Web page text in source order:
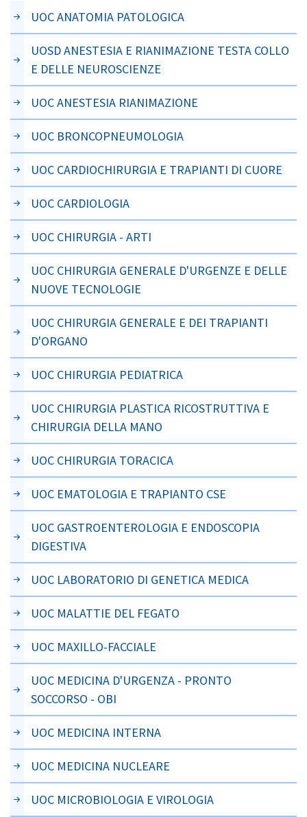
UOC ANATOMIA PATOLOGICA
UOSD ANESTESIA E RIANIMAZIONE TESTA COLLO
E DELLE NEUROSCIENZE
UOC ANESTESIA RIANIMAZIONE
UOC BRONCOPNEUMOLOGIA
UOC CARDIOCHIRURGIA E TRAPIANTI DI CUORE
UOC CARDIOLOGIA
UOC CHIRURGIA - ARTI
UOC CHIRURGIA GENERALE D'URGENZE E DELLE
NUOVE TECNOLOGIE
UOC CHIRURGIA GENERALE E DEI TRAPIANTI
D'ORGANO
UOC CHIRURGIA PEDIATRICA
UOC CHIRURGIA PLASTICA RICOSTRUTTIVA E
CHIRURGIA DELLA MANO
UOC CHIRURGIA TORACICA
UOC EMATOLOGIA E TRAPIANTO CSE
UOC GASTROENTEROLOGIA E ENDOSCOPIA
DIGESTIVA
UOC LABORATORIO DI GENETICA MEDICA
UOC MALATTIE DEL FEGATO
UOC MAXILLO-FACCIALE
UOC MEDICINA D'URGENZA - PRONTO
SOCCORSO - OBI
UOC MEDICINA INTERNA
UOC MEDICINA NUCLEARE
UOC MICROBIOLOGIA E VIROLOGIA